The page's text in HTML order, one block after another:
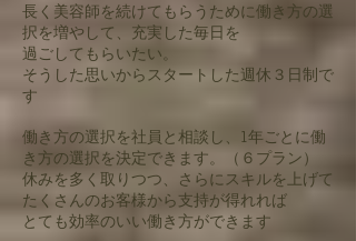
長く美容師を続けてもらうために働き方の選
択を増やして、充実した毎日を
過ごしてもらいたい。
そうした思いからスタートした週休３日制で
す
働き方の選択を社員と相談し、1年ごとに働
き方の選択を決定できます。（６プラン）
休みを多く取りつつ、さらにスキルを上げて
たくさんのお客様から支持が得れれば
とても効率のいい働き方ができます